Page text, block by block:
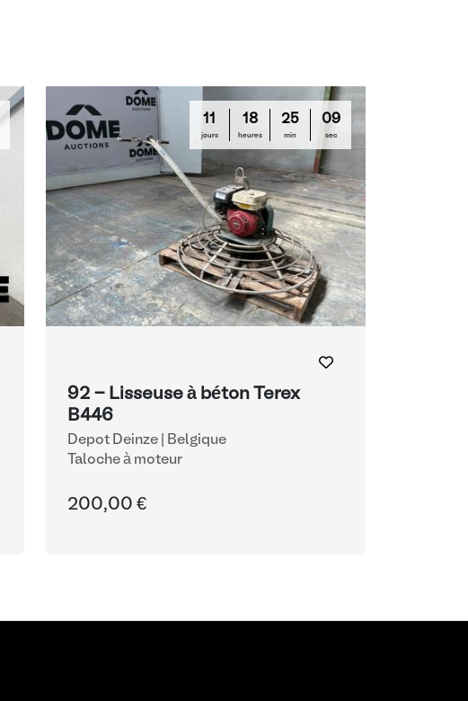
11
jours
18
heures
25
min
08
sec
92 - Lisseuse à béton Terex
B446
Depot Deinze | Belgique
Taloche à moteur
200,00 €